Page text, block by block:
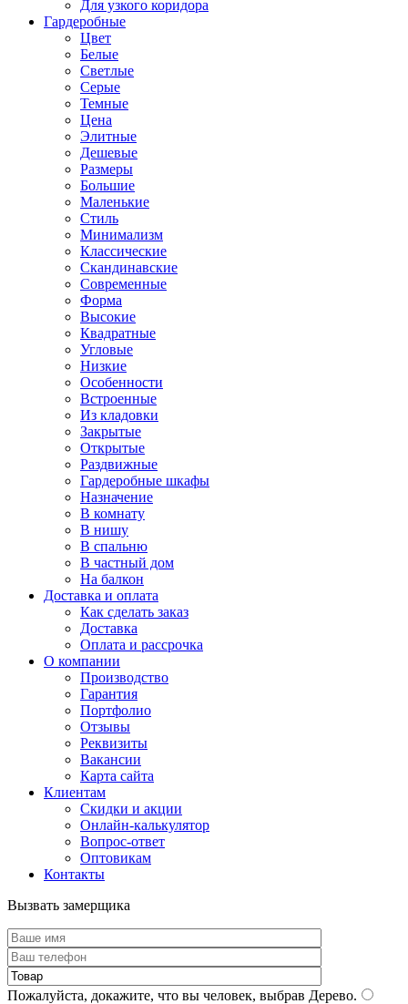
Для узкого коридора
Гардеробные
Цвет
Белые
Светлые
Серые
Темные
Цена
Элитные
Дешевые
Размеры
Большие
Маленькие
Стиль
Минимализм
Классические
Скандинавские
Современные
Форма
Высокие
Квадратные
Угловые
Низкие
Особенности
Встроенные
Из кладовки
Закрытые
Открытые
Раздвижные
Гардеробные шкафы
Назначение
В комнату
В нишу
В спальню
В частный дом
На балкон
Доставка и оплата
Как сделать заказ
Доставка
Оплата и рассрочка
О компании
Производство
Гарантия
Портфолио
Отзывы
Реквизиты
Вакансии
Карта сайта
Клиентам
Скидки и акции
Онлайн-калькулятор
Вопрос-ответ
Оптовикам
Контакты
Вызвать замерщика
Пожалуйста, докажите, что вы человек, выбрав Дерево.